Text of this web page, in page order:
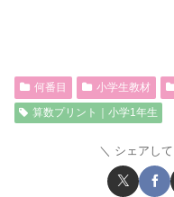
何番目 小学生教材
算数プリント｜小学1年生
シェアし